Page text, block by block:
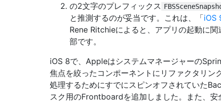
の2文字のプレフィックス
と推測するのが妥当です。これは、「iOS
Rene Ritchieによると、アプリの起動に
部です。
iOS 8で、Appleはシステムマネージャーの
焦点を絞ったコンポーネントにリファクタリン
処理するためにすでにスピンオフされていた
スク用のFrontboardを追加しました。また、